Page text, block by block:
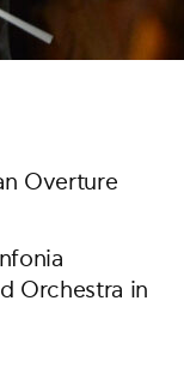
Overture
Orchestra in